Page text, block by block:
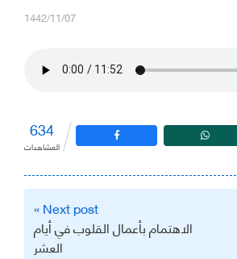
1442/11/07
634
المشاهدات
Next post »
الاهتمام بأعمال القلوب في أيام
العشر